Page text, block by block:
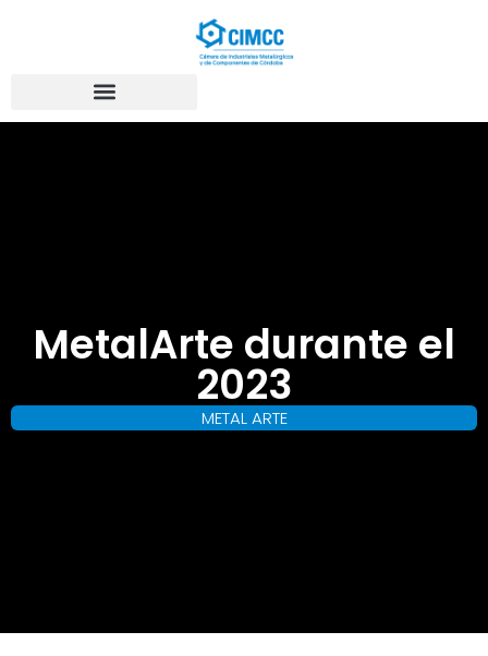
MetalArte durante el
2023
METAL ARTE